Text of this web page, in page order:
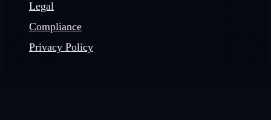
Legal
Compliance
Privacy Policy